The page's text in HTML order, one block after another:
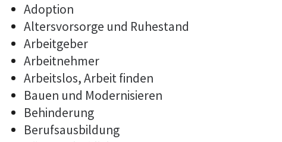
Adoption
Altersvorsorge und Ruhestand
Arbeitgeber
Arbeitnehmer
Arbeitslos, Arbeit finden
Bauen und Modernisieren
Behinderung
Berufsausbildung